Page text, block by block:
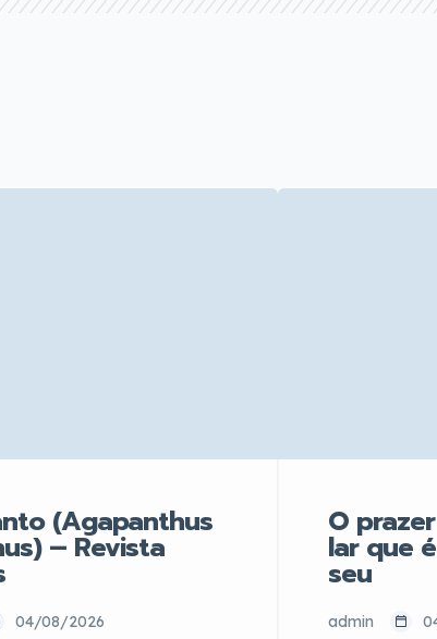
(Agapanthus
– Revista
04/08/2026
O
lar que
seu
admin